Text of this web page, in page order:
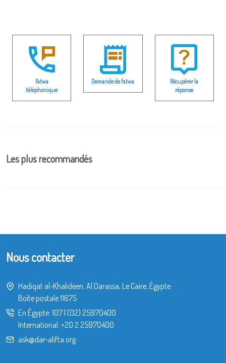
Fatwa
téléphonique
Demande de fatwa
Récupérer la
réponse
Les plus recommandés
Nous contacter
Hadiqat al-Khalideen, Al Darassa, Le Caire, Égypte
Boîte postale 11675
En Égypte: 107| (02) 25970400
International: +20 2 25970400
ask@dar-alifta.org